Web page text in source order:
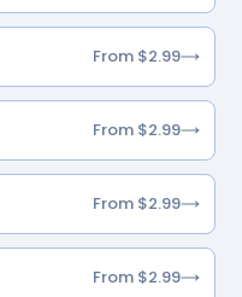
From $2.99
From $2.99
From $2.99
From $2.99